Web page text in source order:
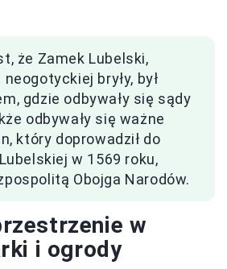
że Zamek Lubelski,
bryły, był
gdzie odbywały się sądy
odbywały się ważne
który doprowadził do
w 1569 roku,
Obojga Narodów.
w
i ogrody